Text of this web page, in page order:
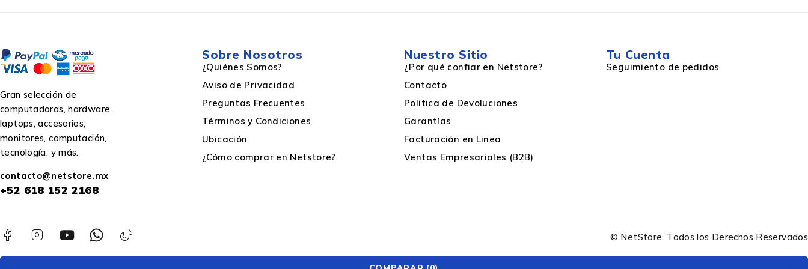
Gran selección de
computadoras, hardware,
laptops, accesorios,
monitores, computación,
tecnología, y más.
contacto@netstore.mx
+52 618 152 2168
Sobre Nosotros
¿Quiénes Somos?
Aviso de Privacidad
Preguntas Frecuentes
Términos y Condiciones
Ubicación
¿Cómo comprar en Netstore?
Nuestro Sitio
¿Por qué confiar en Netstore?
Contacto
Política de Devoluciones
Garantías
Facturación en Linea
Ventas Empresariales (B2B)
Tu Cuenta
Seguimiento de pedidos
© NetStore. Todos los Derechos Reservados